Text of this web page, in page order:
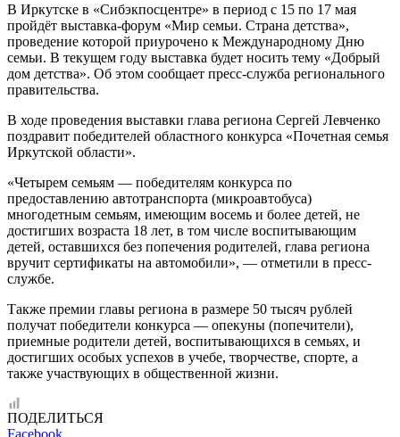
В Иркутске в «Сибэкпосцентре» в период с 15 по 17 мая
пройдёт выставка-форум «Мир семьи. Страна детства»,
проведение которой приурочено к Международному Дню
семьи. В текущем году выставка будет носить тему «Добрый
дом детства». Об этом сообщает пресс-служба регионального
правительства.
В ходе проведения выставки глава региона Сергей Левченко
поздравит победителей областного конкурса «Почетная семья
Иркутской области».
«Четырем семьям — победителям конкурса по
предоставлению автотранспорта (микроавтобуса)
многодетным семьям, имеющим восемь и более детей, не
достигших возраста 18 лет, в том числе воспитывающим
детей, оставшихся без попечения родителей, глава региона
вручит сертификаты на автомобили», — отметили в пресс-
службе.
Также премии главы региона в размере 50 тысяч рублей
получат победители конкурса — опекуны (попечители),
приемные родители детей, воспитывающихся в семьях, и
достигших особых успехов в учебе, творчестве, спорте, а
также участвующих в общественной жизни.
ПОДЕЛИТЬСЯ
Facebook